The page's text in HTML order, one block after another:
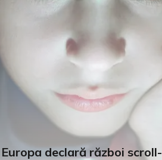
Europa declară război scroll-